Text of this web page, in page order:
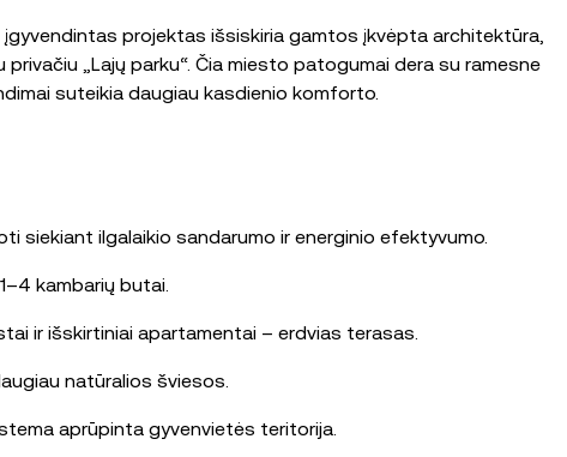
projektas išsiskiria gamtos įkvėpta architektūra,
„Lajų parku“. Čia miesto patogumai dera su ramesne
suteikia daugiau kasdienio komforto.
siekiant ilgalaikio sandarumo ir energinio efektyvumo.
kambarių butai.
ir išskirtiniai apartamentai – erdvias terasas.
natūralios šviesos.
aprūpinta gyvenvietės teritorija.